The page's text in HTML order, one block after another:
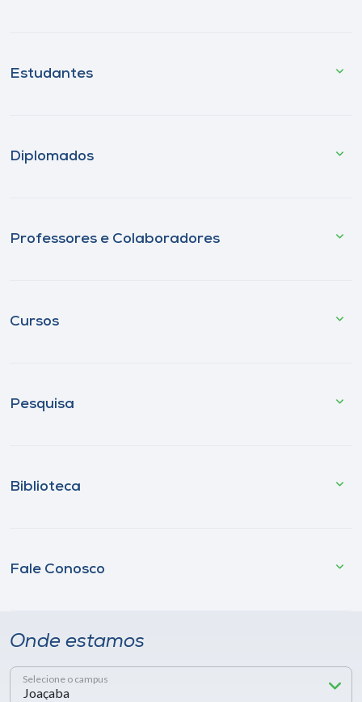
Estudantes
Diplomados
Professores e Colaboradores
Cursos
Pesquisa
Biblioteca
Fale Conosco
Onde estamos
Selecione o campus